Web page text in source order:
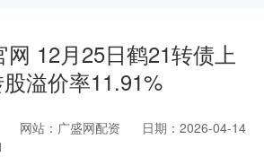
网 12月25日鹤21转债上
溢价率11.91%
网站：广盛网配资
日期：2026-04-14